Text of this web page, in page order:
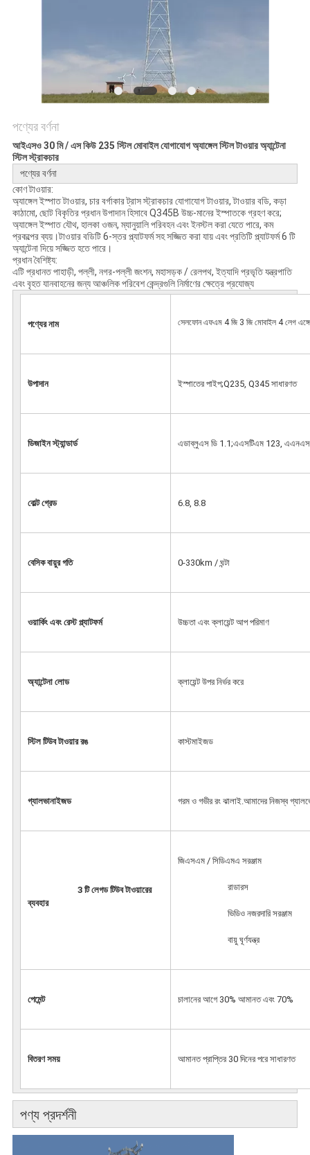
পণ্যের বর্ণনা
আইএসও 30 মি / এস কিউ 235 স্টিল মোবাইল যোগাযোগ অ্যাঙ্গেল স্টিল টাওয়ার অ্যান্টেনা
স্টিল স্ট্রাকচার
পণ্যের বর্ণনা
কোণ টাওয়ার:
অ্যাঙ্গেল ইস্পাত টাওয়ার, চার বর্গাকার ট্রাস স্ট্রাকচার যোগাযোগ টাওয়ার, টাওয়ার বডি, কড়া
কাঠামো, ছোট বিকৃতির প্রধান উপাদান হিসাবে Q345B উচ্চ-মানের ইস্পাতকে গ্রহণ করে;
অ্যাঙ্গেল ইস্পাত যৌথ, হালকা ওজন, ম্যানুয়ালি পরিবহন এবং ইনস্টল করা যেতে পারে, কম
প্রকল্পের ব্যয়।টাওয়ার বডিটি 6-স্তর প্ল্যাটফর্ম সহ সজ্জিত করা যায় এবং প্রতিটি প্ল্যাটফর্ম 6 টি
অ্যান্টেনা দিয়ে সজ্জিত হতে পারে।
প্রধান বৈশিষ্ট্য:
এটি প্রধানত পাহাড়ী, পল্লী, নগর-পল্লী জংশন, মহাসড়ক / রেলপথ, ইত্যাদি প্রভৃতি যন্ত্রপাতি
এবং বৃহত যানবাহনের জন্য আঞ্চলিক পরিবেশ কেন্দ্রগুলি নির্মাণের ক্ষেত্রে প্রযোজ্য
পণ্যের নাম সেলফোন এফএম 4 জি 3 জি মোবাইল 4 লেগ এঙ্গেল
উপাদান ইস্পাতের পাইপ;Q235, Q345 সাধারণত
ডিজাইন স্ট্যান্ডার্ড এডাব্লুএস ডি 1.1;এএসটিএম 123,
বোল্ট গ্রেড 6.8, 8.8
বেসিক বায়ুর গতি 0-330km / ঘন্টা
ওয়ার্কিং এবং রেস্ট প্ল্যাটফর্ম উচ্চতা এবং ক্লায়েন্ট আপ পরিমাণ
অ্যান্টেনা লোড ক্লায়েন্ট উপর নির্ভর করে
স্টিল টিউব টাওয়ার রঙ কাস্টমাইজড
গ্যালভানাইজড গরম ও গভীর রং ঝালাই.আমাদের নিজস্ব
3 টি লেগড টিউব টাওয়ারের
ব্যবহার
জিএসএম / সিডিএমএ সরঞ্জাম
			রাডারস
			ভিডিও নজরদারি সরঞ্জাম
			বায়ু ঘূর্ণযন্ত্র
পেমেন্ট চালানের আগে 30% আমানত এবং 70%
বিতরণ সময় আমানত প্রাপ্তির 30 দিনের পরে সাধারণত
পণ্য প্রদর্শনী